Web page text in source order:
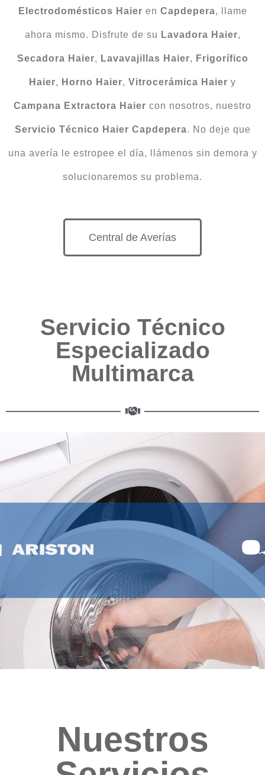
Electrodomésticos Haier en Capdepera, llame
ahora mismo. Disfrute de su Lavadora Haier,
Secadora Haier, Lavavajillas Haier, Frigorífico
Haier, Horno Haier, Vitrocerámica Haier y
Campana Extractora Haier con nosotros, nuestro
Servicio Técnico Haier Capdepera. No deje que
una avería le estropee el día, llámenos sin demora y
solucionaremos su problema.
Central de Averías
Servicio Técnico
Especializado
Multimarca
Nuestros